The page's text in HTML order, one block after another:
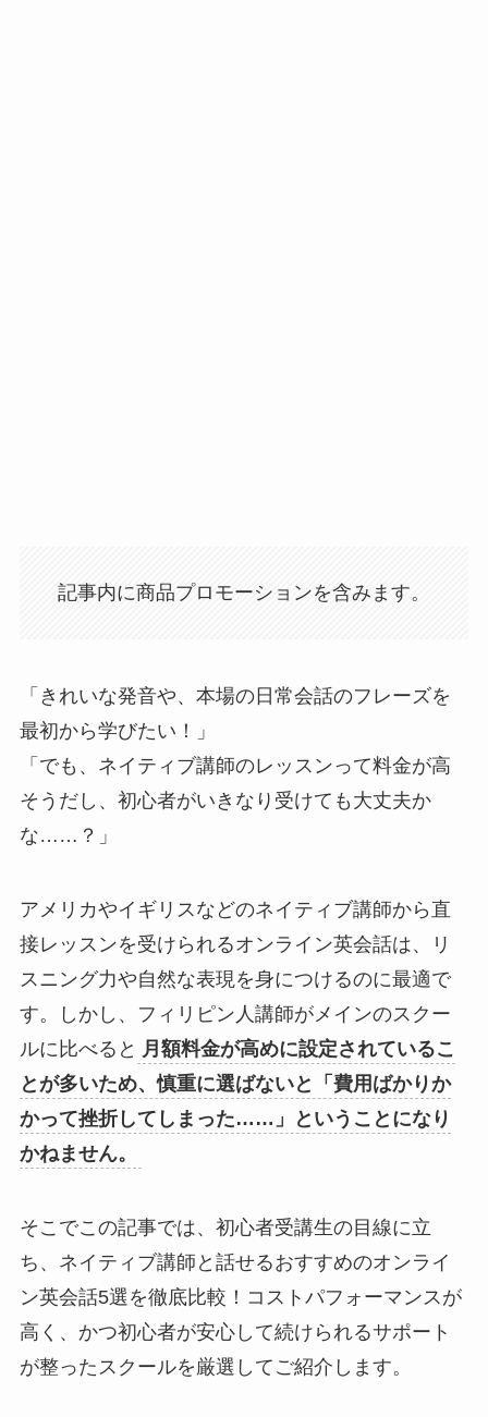
記事内に商品プロモーションを含みます。
「きれいな発音や、本場の日常会話のフレーズを
最初から学びたい！」
「でも、ネイティブ講師のレッスンって料金が高
そうだし、初心者がいきなり受けても大丈夫か
な……？」
アメリカやイギリスなどのネイティブ講師から直
接レッスンを受けられるオンライン英会話は、リ
スニング力や自然な表現を身につけるのに最適で
す。しかし、フィリピン人講師がメインのスクー
ルに比べると 月額料金が高めに設定されているこ
とが多いため、慎重に選ばないと「費用ばかりか
かって挫折してしまった……」ということになり
かねません。
そこでこの記事では、初心者受講生の目線に立
ち、ネイティブ講師と話せるおすすめのオンライ
ン英会話5選を徹底比較！コストパフォーマンスが
高く、かつ初心者が安心して続けられるサポート
が整ったスクールを厳選してご紹介します。